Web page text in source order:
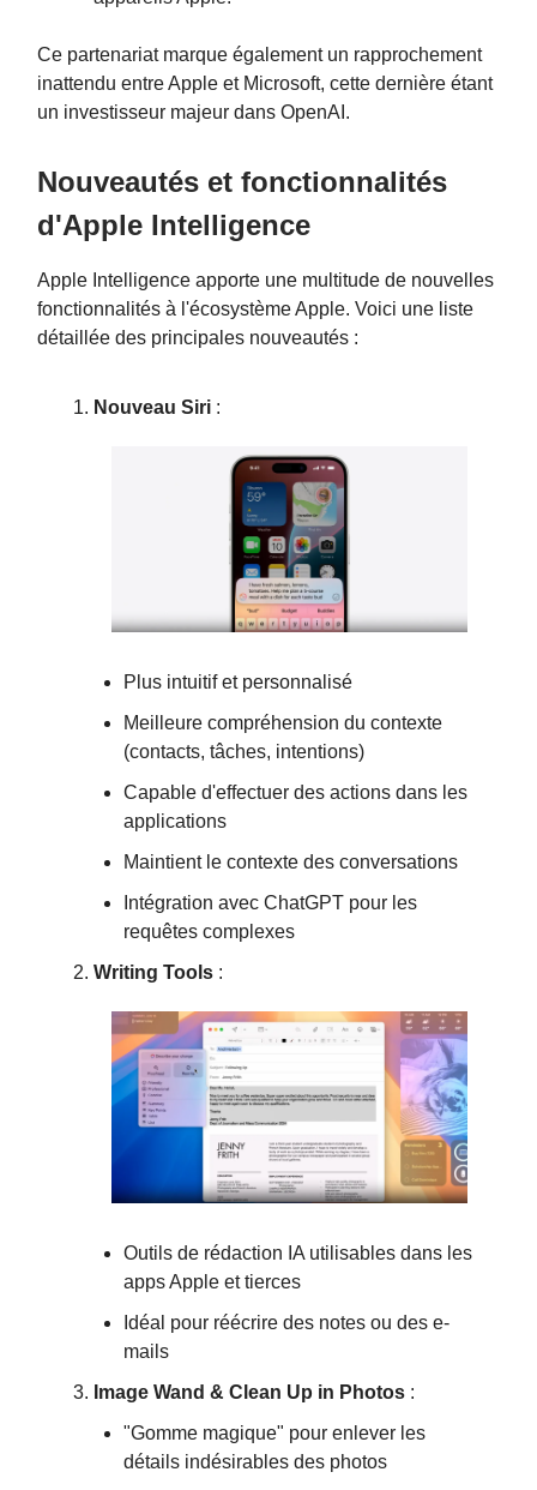
Ce partenariat marque également un rapprochement
inattendu entre Apple et Microsoft, cette dernière étant
un investisseur majeur dans OpenAI.
Nouveautés et fonctionnalités
d'Apple Intelligence
Apple Intelligence apporte une multitude de nouvelles
fonctionnalités à l'écosystème Apple. Voici une liste
détaillée des principales nouveautés :
Nouveau Siri :
Plus intuitif et personnalisé
Meilleure compréhension du contexte
(contacts, tâches, intentions)
Capable d'effectuer des actions dans les
applications
Maintient le contexte des conversations
Intégration avec ChatGPT pour les
requêtes complexes
Writing Tools :
Outils de rédaction IA utilisables dans les
apps Apple et tierces
Idéal pour réécrire des notes ou des e-
mails
Image Wand & Clean Up in Photos :
"Gomme magique" pour enlever les
détails indésirables des photos